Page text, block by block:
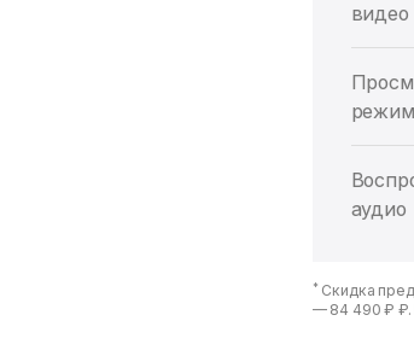
видео
аудио
* Скидка
— 84 490 ₽ ₽